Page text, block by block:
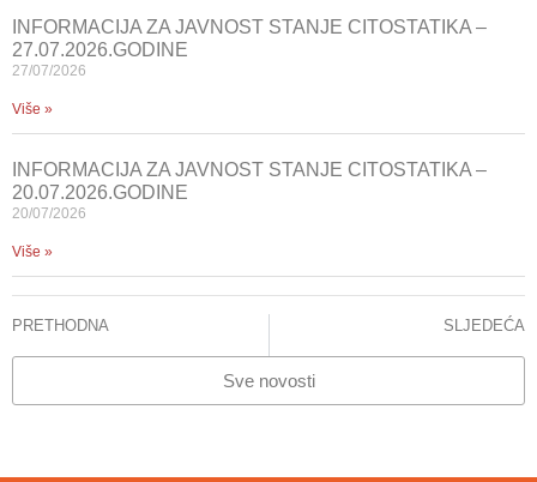
INFORMACIJA ZA JAVNOST STANJE CITOSTATIKA –
27.07.2026.GODINE
27/07/2026
Više »
INFORMACIJA ZA JAVNOST STANJE CITOSTATIKA –
20.07.2026.GODINE
20/07/2026
Više »
PRETHODNA SLJEDEĆA
Sve novosti